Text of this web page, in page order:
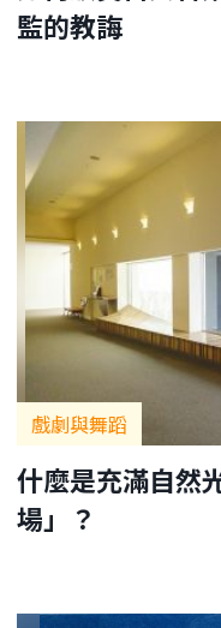
監的教誨
戲劇與舞蹈
什麼是充滿自然
場」？